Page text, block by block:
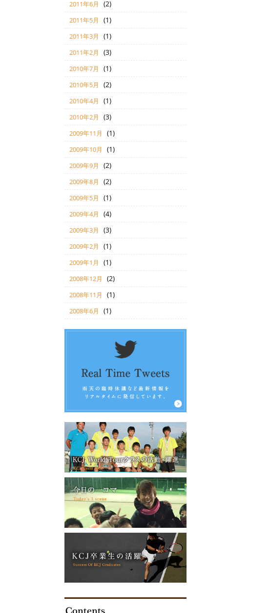
2011年6月 (2)
2011年5月 (1)
2011年3月 (1)
2011年2月 (3)
2010年7月 (1)
2010年5月 (2)
2010年4月 (1)
2010年2月 (3)
2009年11月 (1)
2009年10月 (1)
2009年9月 (2)
2009年8月 (2)
2009年5月 (1)
2009年4月 (4)
2009年3月 (3)
2009年2月 (1)
2009年1月 (1)
2008年12月 (2)
2008年11月 (1)
2008年6月 (1)